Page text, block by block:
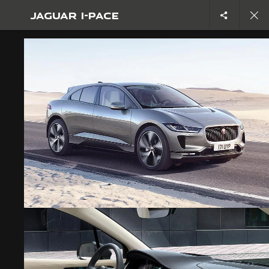
KHÁM PHÁ I-PACE
JAGUAR I-PACE
THAM GIA TRÒ CHUYỆN
FIND US NOW